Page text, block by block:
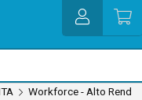
Workforce - Alto Rend